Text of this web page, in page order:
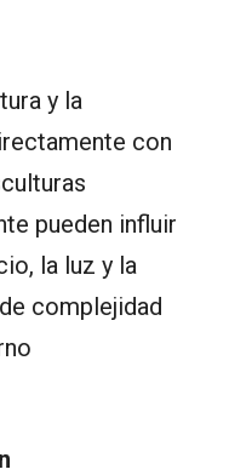
y la
con
pueden influir
la luz y la
complejidad